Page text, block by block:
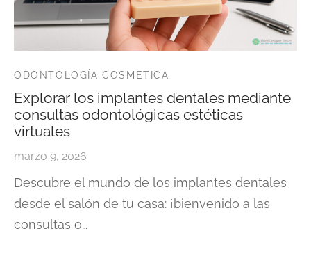
ODONTOLOGÍA COSMETICA
Explorar los implantes dentales mediante
consultas odontológicas estéticas
virtuales
marzo 9, 2026
Descubre el mundo de los implantes dentales
desde el salón de tu casa: ¡bienvenido a las
consultas o…